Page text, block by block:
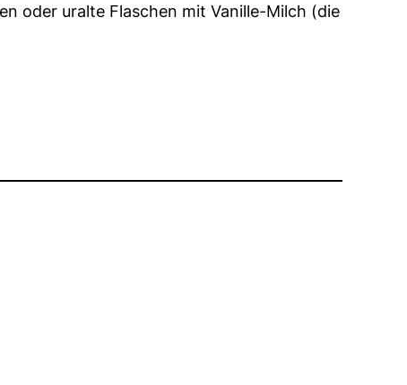
oder uralte Flaschen mit Vanille-Milch (die